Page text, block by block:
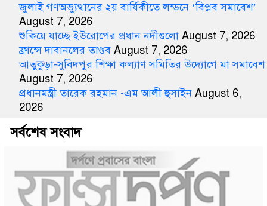
জুলাই গণঅভ্যুত্থানের ২য় বার্ষিকীতে লন্ডনে ‘বিপ্লব সমাবেশ’
August 7, 2026
শুকিয়ে যাচ্ছে ইউরোপের প্রধান নদীগুলো August 7, 2026
ফ্রান্সে দাবানলের তাণ্ডব August 7, 2026
আতুকুড়া-সুবিদপুর শিক্ষা কল্যাণ সমিতির উদ্যোগে মা সমাবেশ
August 7, 2026
প্রধানমন্ত্রী তারেক রহমান -এম আলী হুসাইন August 6,
2026
সর্বশেষ সংবাদ